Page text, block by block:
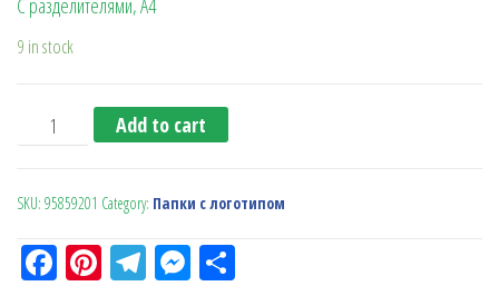
С разделителями, А4
9 in stock
Папка для документов quantity
Add to cart
SKU: 95859201 Category: Папки с логотипом
Fa Pi Te M